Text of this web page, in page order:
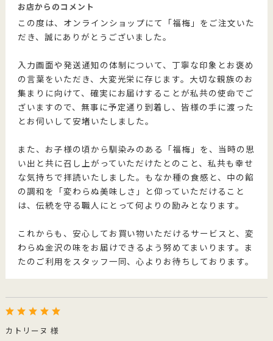
お店からのコメント
この度は、オンラインショップにて「福梅」をご注文いた
だき、誠にありがとうございました。
入力画面や発送通知の体制について、丁寧な印象とお褒め
の言葉をいただき、大変光栄に存じます。大切な親族のお
集まりに向けて、確実にお届けすることが私共の使命でご
ざいますので、無事に予定通り到着し、皆様の手に渡った
とお伺いして安堵いたしました。
また、お子様の頃から馴染みのある「福梅」を、当時の思
い出と共に召し上がっていただけたとのこと、私共も幸せ
な気持ちで拝読いたしました。もなか種の食感と、中の餡
の調和を「変わらぬ美味しさ」と仰っていただけること
は、伝統を守る職人にとって何よりの励みとなります。
これからも、安心してお買い物いただけるサービスと、変
わらぬ金沢の味をお届けできるよう努めてまいります。ま
たのご利用をスタッフ一同、心よりお待ちしております。
カトリーヌ 様